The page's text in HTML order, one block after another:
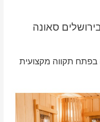
סאונה
תקווה מקצועית